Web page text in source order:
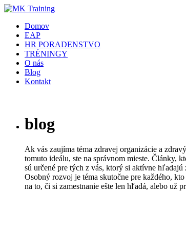
Domov
EAP
HR PORADENSTVO
TRÉNINGY
O nás
Blog
Kontakt
blog
Ak vás zaujíma téma zdravej organizácie a
tomuto ideálu, ste na správnom mieste. Články,
sú určené pre tých z vás, ktorý si aktívne
Osobný rozvoj je téma skutočne pre každého,
na to, či si zamestnanie ešte len hľadá, alebo už